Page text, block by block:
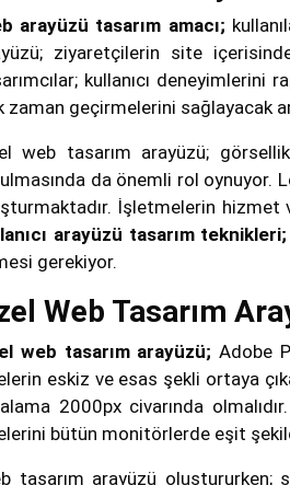
arayüzü tasarım amacı;
ziyaretçilerin site
kullanıcı
zaman geçirmelerini sağlayacak
web tasarım arayüzü;
da önemli rol oynuyor.
İşletmelerin hizmet
arayüzü tasarım teknikleri;
gerekiyor.
Web Tasarım
web tasarım arayüzü; Adobe
eskiz ve esas şekli ortaya
2000px civarında
bütün monitörlerde eşit
tasarım arayüzü